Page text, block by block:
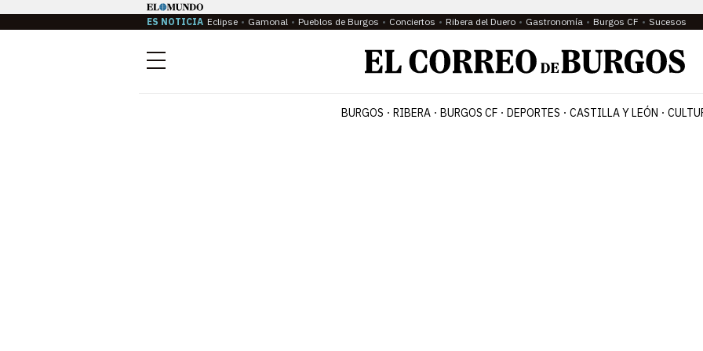
ES NOTICIA Eclipse Gamonal Pueblos de Burgos Conciertos Ribera del Duero Gastronomía Burgos CF Sucesos
Menú
BURGOS RIBERA BURGOS CF DEPORTES CASTILLA Y LEÓN